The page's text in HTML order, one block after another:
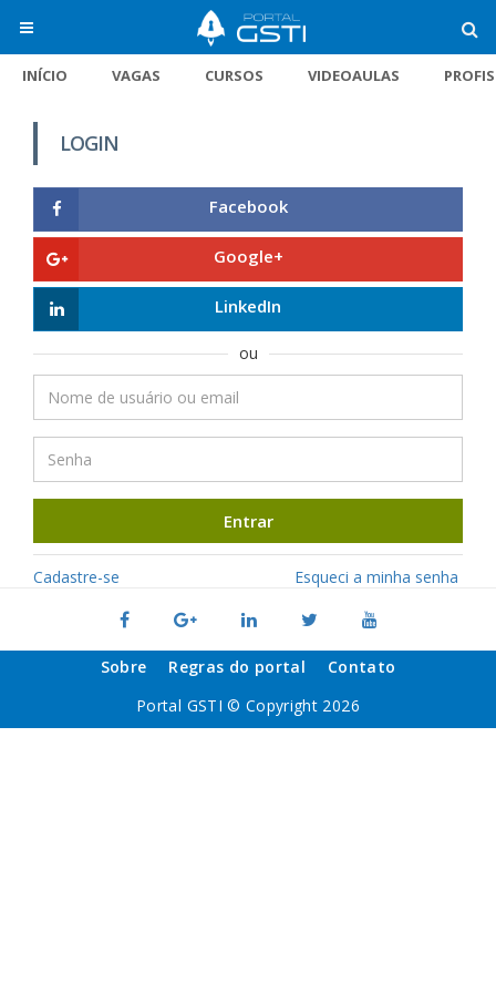
INÍCIO VAGAS CURSOS VIDEOAULAS
LOGIN
Facebook
Google+
LinkedIn
ou
Entrar
Cadastre-se Esqueci a minha senha
Sobre Regras do portal
Contato
Portal GSTI © Copyright 2026